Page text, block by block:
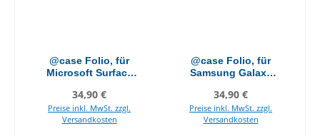
@case Folio, für
Microsoft Surface
Regulärer Preis:
34,90 €
Preise inkl. MwSt. zzgl.
Versandkosten
@case Folio, für
Samsung Galaxy
Regulärer Preis:
34,90 €
Preise inkl. MwSt. zzgl.
Versandkosten